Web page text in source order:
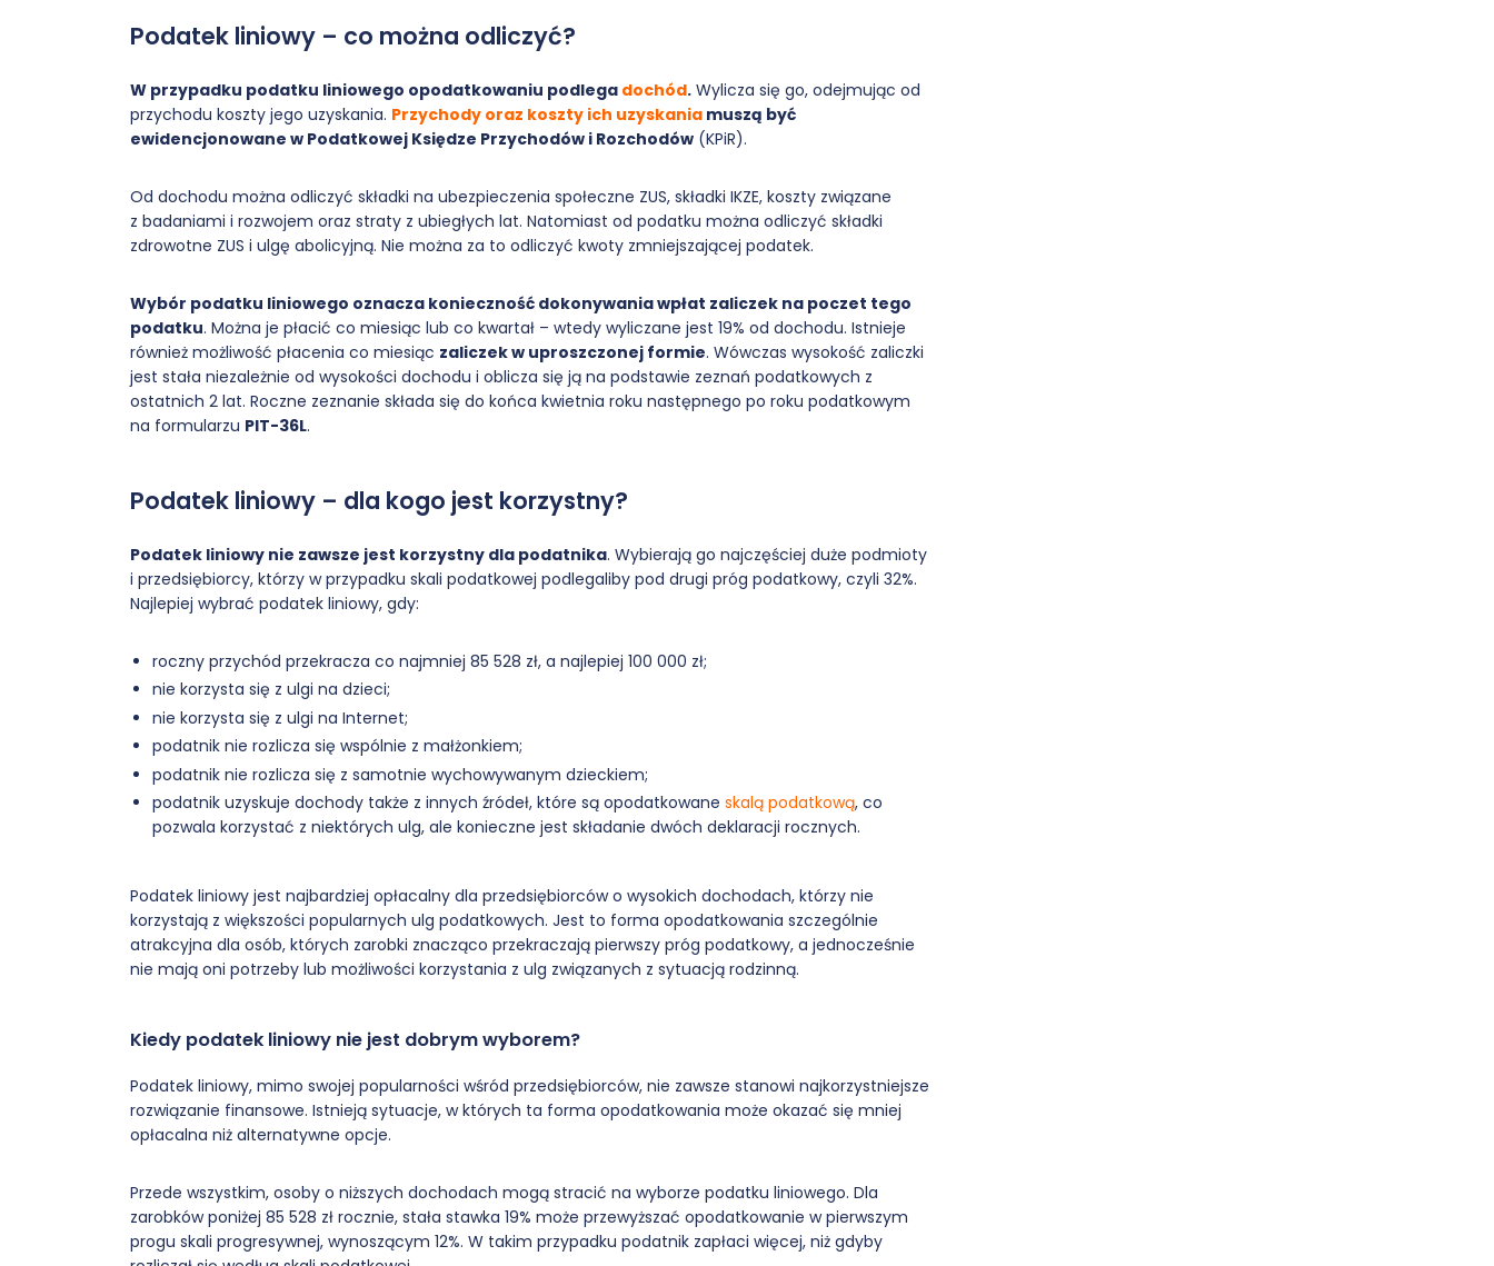
Podatek liniowy – co można odliczyć?
W przypadku podatku liniowego opodatkowaniu podlega dochód. Wylicza się go, odejmując od
przychodu koszty jego uzyskania. Przychody oraz koszty ich uzyskania muszą być
ewidencjonowane w Podatkowej Księdze Przychodów i Rozchodów (KPiR).
Od dochodu można odliczyć składki na ubezpieczenia społeczne ZUS, składki IKZE, koszty związane
z badaniami i rozwojem oraz straty z ubiegłych lat. Natomiast od podatku można odliczyć składki
zdrowotne ZUS i ulgę abolicyjną. Nie można za to odliczyć kwoty zmniejszającej podatek.
Wybór podatku liniowego oznacza konieczność dokonywania wpłat zaliczek na poczet tego
podatku. Można je płacić co miesiąc lub co kwartał – wtedy wyliczane jest 19% od dochodu. Istnieje
również możliwość płacenia co miesiąc zaliczek w uproszczonej formie. Wówczas wysokość zaliczki
jest stała niezależnie od wysokości dochodu i oblicza się ją na podstawie zeznań podatkowych z
ostatnich 2 lat. Roczne zeznanie składa się do końca kwietnia roku następnego po roku podatkowym
na formularzu PIT-36L.
Podatek liniowy – dla kogo jest korzystny?
Podatek liniowy nie zawsze jest korzystny dla podatnika. Wybierają go najczęściej duże podmioty
i przedsiębiorcy, którzy w przypadku skali podatkowej podlegaliby pod drugi próg podatkowy, czyli 32%.
Najlepiej wybrać podatek liniowy, gdy:
roczny przychód przekracza co najmniej 85 528 zł, a najlepiej 100 000 zł;
nie korzysta się z ulgi na dzieci;
nie korzysta się z ulgi na Internet;
podatnik nie rozlicza się wspólnie z małżonkiem;
podatnik nie rozlicza się z samotnie wychowywanym dzieckiem;
podatnik uzyskuje dochody także z innych źródeł, które są opodatkowane skalą podatkową, co
pozwala korzystać z niektórych ulg, ale konieczne jest składanie dwóch deklaracji rocznych.
Podatek liniowy jest najbardziej opłacalny dla przedsiębiorców o wysokich dochodach, którzy nie
korzystają z większości popularnych ulg podatkowych. Jest to forma opodatkowania szczególnie
atrakcyjna dla osób, których zarobki znacząco przekraczają pierwszy próg podatkowy, a jednocześnie
nie mają oni potrzeby lub możliwości korzystania z ulg związanych z sytuacją rodzinną.
Kiedy podatek liniowy nie jest dobrym wyborem?
Podatek liniowy, mimo swojej popularności wśród przedsiębiorców, nie zawsze stanowi najkorzystniejsze
rozwiązanie finansowe. Istnieją sytuacje, w których ta forma opodatkowania może okazać się mniej
opłacalna niż alternatywne opcje.
Przede wszystkim, osoby o niższych dochodach mogą stracić na wyborze podatku liniowego. Dla
zarobków poniżej 85 528 zł rocznie, stała stawka 19% może przewyższać opodatkowanie w pierwszym
progu skali progresywnej, wynoszącym 12%. W takim przypadku podatnik zapłaci więcej, niż gdyby